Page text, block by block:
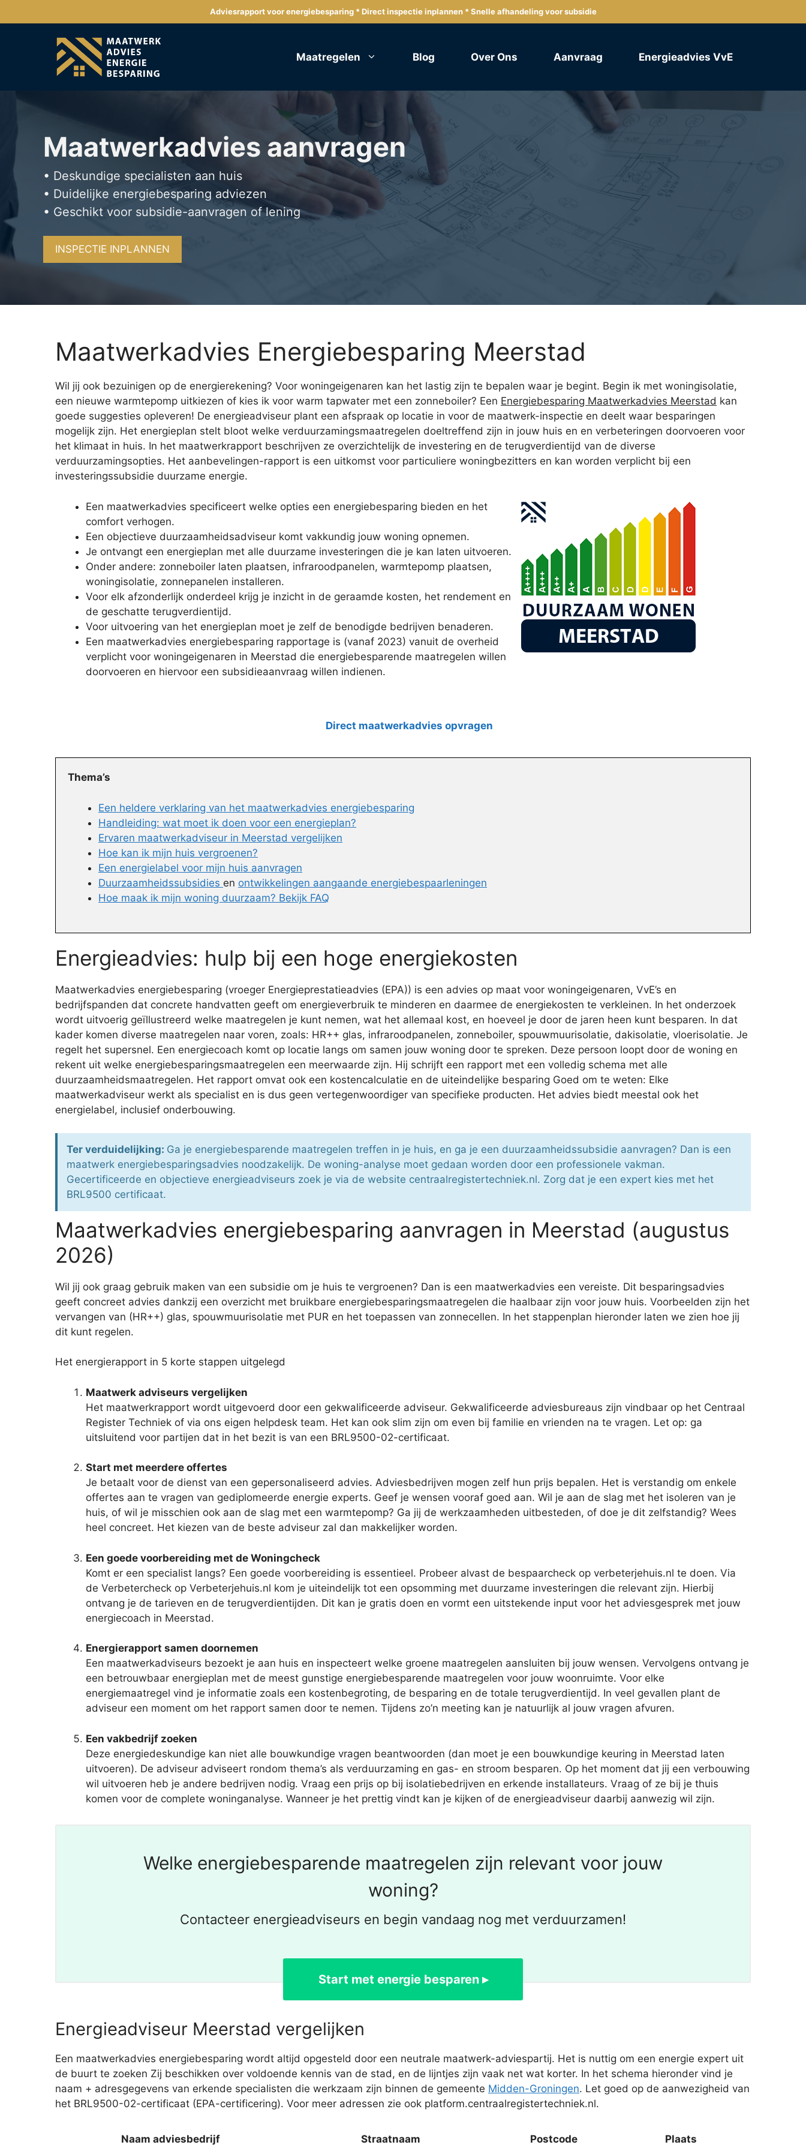
naar
Adviesrapport voor energiebesparing * Direct inspectie inplannen * Snelle afhandeling voor subsidie
Maatregelen Blog Over Ons Aanvraag Energieadvies VvE
Maatwerkadvies aanvragen
• Deskundige specialisten aan huis
• Duidelijke energiebesparing adviezen
• Geschikt voor subsidie-aanvragen of lening
INSPECTIE INPLANNEN
Maatwerkadvies Energiebesparing Meerstad
Wil jij ook bezuinigen op de energierekening? Voor woningeigenaren kan het lastig zijn te bepalen waar je begint. Begin ik met woningisolatie,
een nieuwe warmtepomp uitkiezen of kies ik voor warm tapwater met een zonneboiler? Een Energiebesparing Maatwerkadvies Meerstad kan
goede suggesties opleveren! De energieadviseur plant een afspraak op locatie in voor de maatwerk-inspectie en deelt waar besparingen
mogelijk zijn. Het energieplan stelt bloot welke verduurzamingsmaatregelen doeltreffend zijn in jouw huis en en verbeteringen doorvoeren voor
het klimaat in huis. In het maatwerkrapport beschrijven ze overzichtelijk de investering en de terugverdientijd van de diverse
verduurzamingsopties. Het aanbevelingen-rapport is een uitkomst voor particuliere woningbezitters en kan worden verplicht bij een
investeringssubsidie duurzame energie.
Een maatwerkadvies specificeert welke opties een energiebesparing bieden en het
comfort verhogen.
Een objectieve duurzaamheidsadviseur komt vakkundig jouw woning opnemen.
Je ontvangt een energieplan met alle duurzame investeringen die je kan laten uitvoeren.
Onder andere: zonneboiler laten plaatsen, infraroodpanelen, warmtepomp plaatsen,
woningisolatie, zonnepanelen installeren.
Voor elk afzonderlijk onderdeel krijg je inzicht in de geraamde kosten, het rendement en
de geschatte terugverdientijd.
Voor uitvoering van het energieplan moet je zelf de benodigde bedrijven benaderen.
Een maatwerkadvies energiebesparing rapportage is (vanaf 2023) vanuit de overheid
verplicht voor woningeigenaren in Meerstad die energiebesparende maatregelen willen
doorvoeren en hiervoor een subsidieaanvraag willen indienen.
Direct maatwerkadvies opvragen
Thema’s
Een heldere verklaring van het maatwerkadvies energiebesparing
Handleiding: wat moet ik doen voor een energieplan?
Ervaren maatwerkadviseur in Meerstad vergelijken
Hoe kan ik mijn huis vergroenen?
Een energielabel voor mijn huis aanvragen
Duurzaamheidssubsidies en ontwikkelingen aangaande energiebespaarleningen
Hoe maak ik mijn woning duurzaam? Bekijk FAQ
Energieadvies: hulp bij een hoge energiekosten
Maatwerkadvies energiebesparing (vroeger Energieprestatieadvies (EPA)) is een advies op maat voor woningeigenaren, VvE’s en
bedrijfspanden dat concrete handvatten geeft om energieverbruik te minderen en daarmee de energiekosten te verkleinen. In het onderzoek
wordt uitvoerig geïllustreerd welke maatregelen je kunt nemen, wat het allemaal kost, en hoeveel je door de jaren heen kunt besparen. In dat
kader komen diverse maatregelen naar voren, zoals: HR++ glas, infraroodpanelen, zonneboiler, spouwmuurisolatie, dakisolatie, vloerisolatie. Je
regelt het supersnel. Een energiecoach komt op locatie langs om samen jouw woning door te spreken. Deze persoon loopt door de woning en
rekent uit welke energiebesparingsmaatregelen een meerwaarde zijn. Hij schrijft een rapport met een volledig schema met alle
duurzaamheidsmaatregelen. Het rapport omvat ook een kostencalculatie en de uiteindelijke besparing Goed om te weten: Elke
maatwerkadviseur werkt als specialist en is dus geen vertegenwoordiger van specifieke producten. Het advies biedt meestal ook het
energielabel, inclusief onderbouwing.
Ter verduidelijking: Ga je energiebesparende maatregelen treffen in je huis, en ga je een duurzaamheidssubsidie aanvragen? Dan is een
maatwerk energiebesparingsadvies noodzakelijk. De woning-analyse moet gedaan worden door een professionele vakman.
Gecertificeerde en objectieve energieadviseurs zoek je via de website centraalregistertechniek.nl. Zorg dat je een expert kies met het
BRL9500 certificaat.
Maatwerkadvies energiebesparing aanvragen in Meerstad (augustus
2026)
Wil jij ook graag gebruik maken van een subsidie om je huis te vergroenen? Dan is een maatwerkadvies een vereiste. Dit besparingsadvies
geeft concreet advies dankzij een overzicht met bruikbare energiebesparingsmaatregelen die haalbaar zijn voor jouw huis. Voorbeelden zijn het
vervangen van (HR++) glas, spouwmuurisolatie met PUR en het toepassen van zonnecellen. In het stappenplan hieronder laten we zien hoe jij
dit kunt regelen.
Het energierapport in 5 korte stappen uitgelegd
Maatwerk adviseurs vergelijken
Het maatwerkrapport wordt uitgevoerd door een gekwalificeerde adviseur. Gekwalificeerde adviesbureaus zijn vindbaar op het Centraal
Register Techniek of via ons eigen helpdesk team. Het kan ook slim zijn om even bij familie en vrienden na te vragen. Let op: ga
uitsluitend voor partijen dat in het bezit is van een BRL9500-02-certificaat.
Start met meerdere offertes
Je betaalt voor de dienst van een gepersonaliseerd advies. Adviesbedrijven mogen zelf hun prijs bepalen. Het is verstandig om enkele
offertes aan te vragen van gediplomeerde energie experts. Geef je wensen vooraf goed aan. Wil je aan de slag met het isoleren van je
huis, of wil je misschien ook aan de slag met een warmtepomp? Ga jij de werkzaamheden uitbesteden, of doe je dit zelfstandig? Wees
heel concreet. Het kiezen van de beste adviseur zal dan makkelijker worden.
Een goede voorbereiding met de Woningcheck
Komt er een specialist langs? Een goede voorbereiding is essentieel. Probeer alvast de bespaarcheck op verbeterjehuis.nl te doen. Via
de Verbetercheck op Verbeterjehuis.nl kom je uiteindelijk tot een opsomming met duurzame investeringen die relevant zijn. Hierbij
ontvang je de tarieven en de terugverdientijden. Dit kan je gratis doen en vormt een uitstekende input voor het adviesgesprek met jouw
energiecoach in Meerstad.
Energierapport samen doornemen
Een maatwerkadviseurs bezoekt je aan huis en inspecteert welke groene maatregelen aansluiten bij jouw wensen. Vervolgens ontvang je
een betrouwbaar energieplan met de meest gunstige energiebesparende maatregelen voor jouw woonruimte. Voor elke
energiemaatregel vind je informatie zoals een kostenbegroting, de besparing en de totale terugverdientijd. In veel gevallen plant de
adviseur een moment om het rapport samen door te nemen. Tijdens zo’n meeting kan je natuurlijk al jouw vragen afvuren.
Een vakbedrijf zoeken
Deze energiedeskundige kan niet alle bouwkundige vragen beantwoorden (dan moet je een bouwkundige keuring in Meerstad laten
uitvoeren). De adviseur adviseert rondom thema’s als verduurzaming en gas- en stroom besparen. Op het moment dat jij een verbouwing
wil uitvoeren heb je andere bedrijven nodig. Vraag een prijs op bij isolatiebedrijven en erkende installateurs. Vraag of ze bij je thuis
komen voor de complete woninganalyse. Wanneer je het prettig vindt kan je kijken of de energieadviseur daarbij aanwezig wil zijn.
Welke energiebesparende maatregelen zijn relevant voor jouw
woning?
Contacteer energieadviseurs en begin vandaag nog met verduurzamen!
Start met energie besparen ▸
Energieadviseur Meerstad vergelijken
Een maatwerkadvies energiebesparing wordt altijd opgesteld door een neutrale maatwerk-adviespartij. Het is nuttig om een energie expert uit
de buurt te zoeken Zij beschikken over voldoende kennis van de stad, en de lijntjes zijn vaak net wat korter. In het schema hieronder vind je
naam + adresgegevens van erkende specialisten die werkzaam zijn binnen de gemeente Midden-Groningen. Let goed op de aanwezigheid van
het BRL9500-02-certificaat (EPA-certificering). Voor meer adressen zie ook platform.centraalregistertechniek.nl.
Naam adviesbedrijf Straatnaam Postcode Plaats